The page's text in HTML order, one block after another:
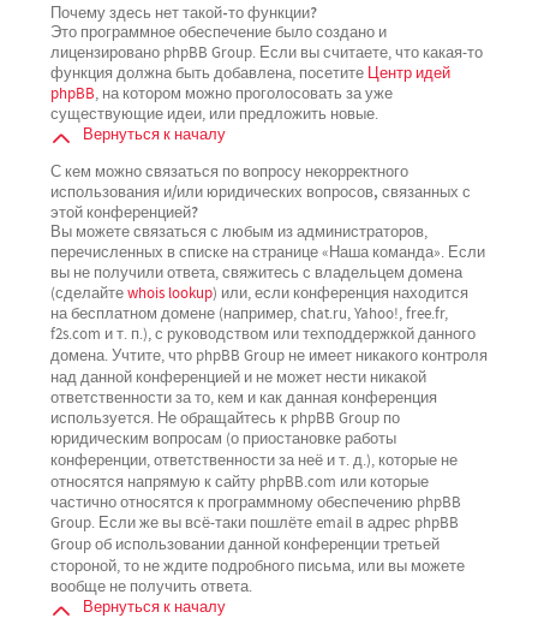
Почему здесь нет такой-то функции?
Это программное обеспечение было создано и
лицензировано phpBB Group. Если вы считаете, что какая-то
функция должна быть добавлена, посетите Центр идей
phpBB, на котором можно проголосовать за уже
существующие идеи, или предложить новые.
Вернуться к началу
С кем можно связаться по вопросу некорректного
использования и/или юридических вопросов, связанных с
этой конференцией?
Вы можете связаться с любым из администраторов,
перечисленных в списке на странице «Наша команда». Если
вы не получили ответа, свяжитесь с владельцем домена
(сделайтеwhois lookup) или, если конференция находится
на бесплатном домене (например, chat.ru, Yahoo!, free.fr,
f2s.com и т. п.), с руководством или техподдержкой данного
домена. Учтите, что phpBB Group не имеет никакого контроля
над данной конференциейи не может нести никакой
ответственности за то, кем и как данная конференция
используется. Не обращайтесь к phpBB Group по
юридическим вопросам (о приостановке работы
конференции, ответственности за неё и т. д.), которые не
относятся напрямуюк сайту phpBB.com или которые
частично относятся к программному обеспечению phpBB
Group. Если же вы всё-таки пошлёте email в адрес phpBB
Group об использовании данной конференциитретьей
стороной, то не ждите подробного письма, или вы можете
вообще не получить ответа.
Вернуться к началу